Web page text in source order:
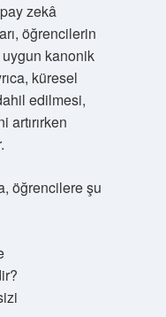
zekâ
öğrencilerin
kanonik
küresel
edilmesi,
öğrencilere şu